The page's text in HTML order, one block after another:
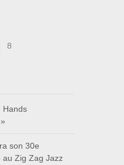
8
Hands
son 30e
au Zig Zag Jazz